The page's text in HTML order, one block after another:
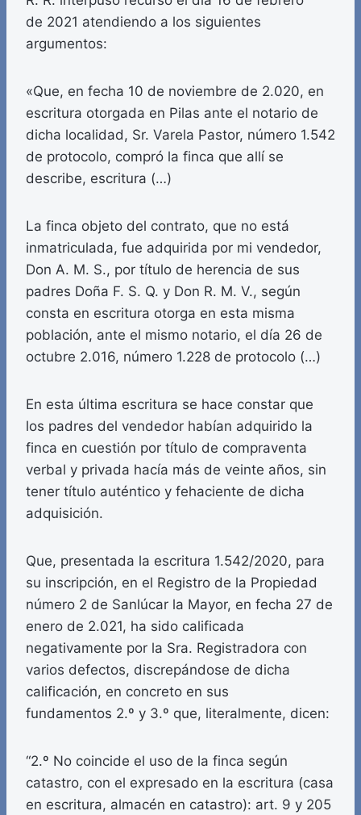
de 2021 atendiendo a los siguientes
argumentos:
«Que, en fecha 10 de noviembre de 2.020, en
escritura otorgada en Pilas ante el notario de
dicha localidad, Sr. Varela Pastor, número 1.542
de protocolo, compró la finca que allí se
describe, escritura (…)
La finca objeto del contrato, que no está
inmatriculada, fue adquirida por mi vendedor,
Don A. M. S., por título de herencia de sus
padres Doña F. S. Q. y Don R. M. V., según
consta en escritura otorga en esta misma
población, ante el mismo notario, el día 26 de
octubre 2.016, número 1.228 de protocolo (…)
En esta última escritura se hace constar que
los padres del vendedor habían adquirido la
finca en cuestión por título de compraventa
verbal y privada hacía más de veinte años, sin
tener título auténtico y fehaciente de dicha
adquisición.
Que, presentada la escritura 1.542/2020, para
su inscripción, en el Registro de la Propiedad
número 2 de Sanlúcar la Mayor, en fecha 27 de
enero de 2.021, ha sido calificada
negativamente por la Sra. Registradora con
varios defectos, discrepándose de dicha
calificación, en concreto en sus
fundamentos 2.º y 3.º que, literalmente, dicen:
“2.º No coincide el uso de la finca según
catastro, con el expresado en la escritura (casa
en escritura, almacén en catastro): art. 9 y 205